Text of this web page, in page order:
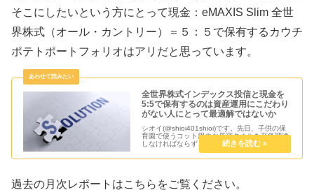
そこにしたいという方にとって現金：eMAXIS Slim 全世
界株式（オール・カントリー）＝５：５で保有するカウチ
ポテトポートフォリオはアリだと思っています。
全世界株式インデックス投信と現金を
5:5で保有するのは資産運用にこだわり
がない人にとって最適解ではないか
シオイ(@shioi401shioi)です。先日、子供の保
育園で使うコット用のお昼寝タオルを至急調達
しなければならず、手作りで用意することがあ
りました。特に手作りにこだわりがあった訳で
はないので既製品でも良かったのですが。そん
過去の月次レポートはこちらをご覧ください。